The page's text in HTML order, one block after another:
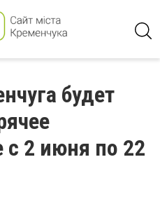
будет
2 июня по 22